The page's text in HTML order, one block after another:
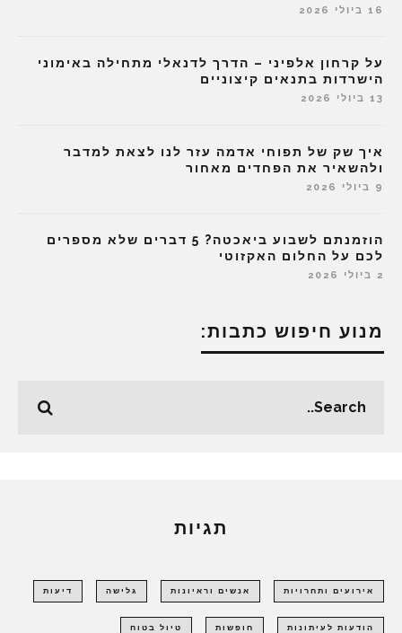
16 ביולי 2026
על קרחון אלפיני – הדרך לדנאלי מתחילה באימוני
הישרדות בתנאים קיצוניים
13 ביולי 2026
איך שק של תפוחי אדמה עזר לנו לצאת למדבר
ולהשאיר את הפחדים מאחור
9 ביולי 2026
הוזמנתם לשבוע ביאכטה? 5 דברים שלא מספרים
לכם על החלום האקזוטי
2 ביולי 2026
מנוע חיפוש כתבות:
תגיות
אירועים ותחרויות אנשים וראיונות גלישה דיעות
הודעות לעיתונות חופשות טיול בטוח